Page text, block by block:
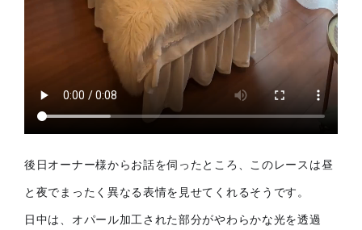
後日オーナー様からお話を伺ったところ、このレースは昼
と夜でまったく異なる表情を見せてくれるそうです。
日中は、オパール加工された部分がやわらかな光を透過